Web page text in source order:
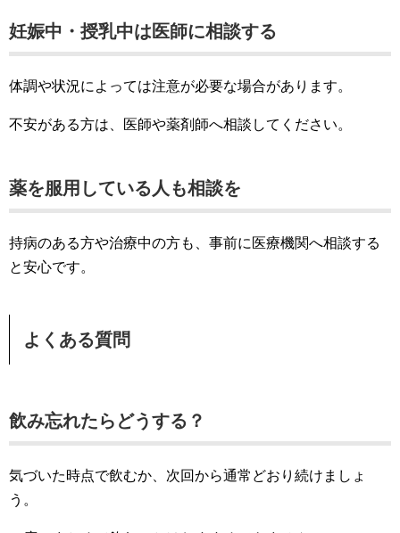
妊娠中・授乳中は医師に相談する
体調や状況によっては注意が必要な場合があります。
不安がある方は、医師や薬剤師へ相談してください。
薬を服用している人も相談を
持病のある方や治療中の方も、事前に医療機関へ相談する
と安心です。
よくある質問
飲み忘れたらどうする？
気づいた時点で飲むか、次回から通常どおり続けましょ
う。